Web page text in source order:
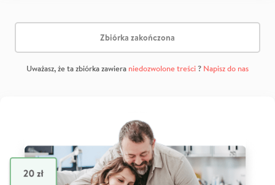
Zbiórka zakończona
Uważasz, że ta zbiórka zawiera niedozwolone treści? Napisz do nas